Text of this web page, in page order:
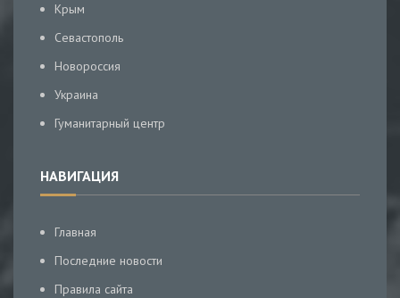
Крым
Севастополь
Новороссия
Украина
Гуманитарный центр
НАВИГАЦИЯ
Главная
Последние новости
Правила сайта